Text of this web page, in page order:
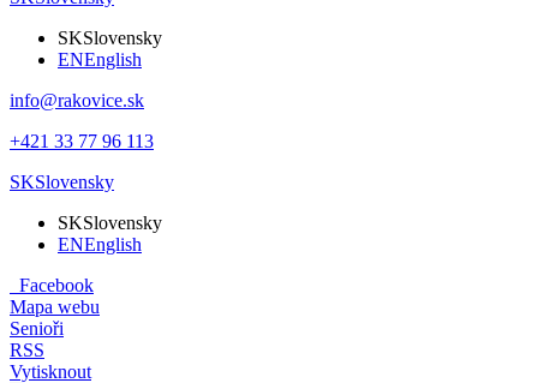
SKSlovensky
ENEnglish
info@rakovice.sk
+421 33 77 96 113
SKSlovensky
SKSlovensky
ENEnglish
Facebook
Mapa webu
Senioři
RSS
Vytisknout